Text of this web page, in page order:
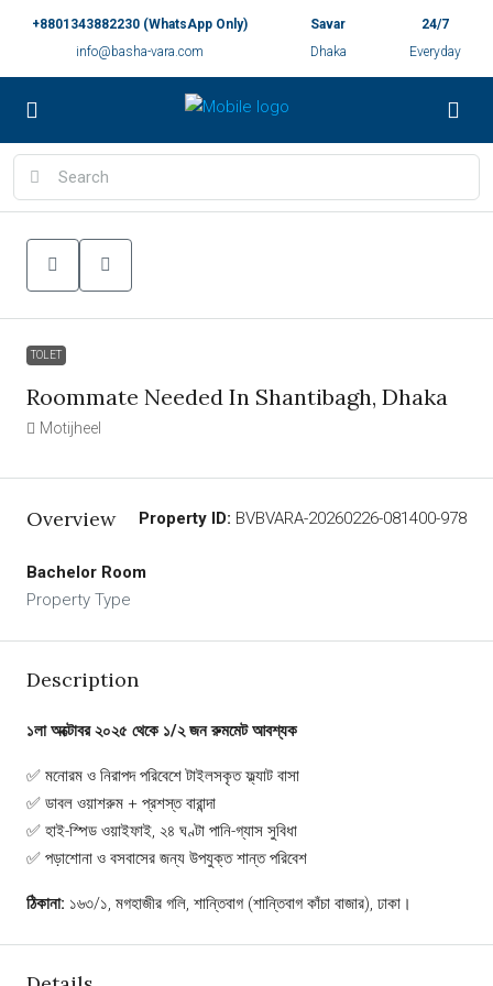
+8801343882230 (WhatsApp Only)
info@basha-vara.com
Savar
Dhaka
24/7
Everyday
TOLET
Roommate Needed In Shantibagh, Dhaka
Motijheel
Overview Property ID: BVBVARA-20260226-081400-978
Bachelor Room
Property Type
Description
১লা অক্টোবর ২০২৫ থেকে ১/২ জন রুমমেট আবশ্যক
✅ মনোরম ও নিরাপদ পরিবেশে টাইলসকৃত ফ্ল্যাট বাসা
✅ ডাবল ওয়াশরুম + প্রশস্ত বারান্দা
✅ হাই-স্পিড ওয়াইফাই, ২৪ ঘণ্টা পানি-গ্যাস সুবিধা
✅ পড়াশোনা ও বসবাসের জন্য উপযুক্ত শান্ত পরিবেশ
ঠিকানা: ১৬৩/১, মগহাজীর গলি, শান্তিবাগ (শান্তিবাগ কাঁচা বাজার), ঢাকা।